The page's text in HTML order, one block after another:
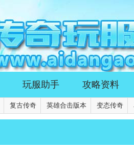
玩服助手 攻略资料
复古传奇 英雄合击版本 变态传奇